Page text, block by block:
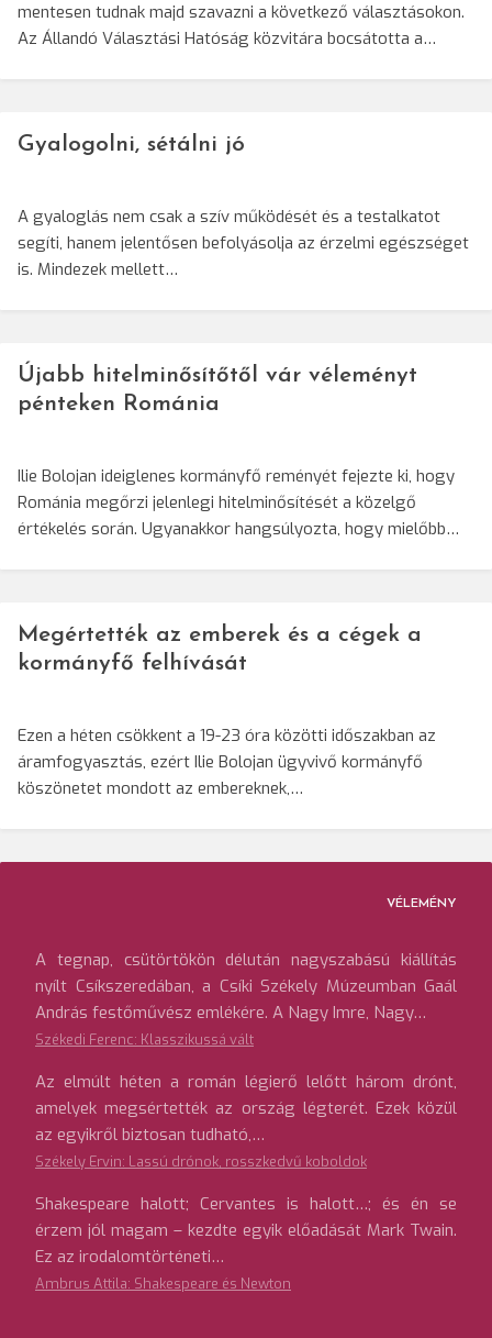
mentesen tudnak majd szavazni a következő választásokon.
Az Állandó Választási Hatóság közvitára bocsátotta a…
Gyalogolni, sétálni jó
A gyaloglás nem csak a szív működését és a testalkatot
segíti, hanem jelentősen befolyásolja az érzelmi egészséget
is. Mindezek mellett…
Újabb hitelminősítőtől vár véleményt
pénteken Románia
Ilie Bolojan ideiglenes kormányfő reményét fejezte ki, hogy
Románia megőrzi jelenlegi hitelminősítését a közelgő
értékelés során. Ugyanakkor hangsúlyozta, hogy mielőbb…
Megértették az emberek és a cégek a
kormányfő felhívását
Ezen a héten csökkent a 19-23 óra közötti időszakban az
áramfogyasztás, ezért Ilie Bolojan ügyvivő kormányfő
köszönetet mondott az embereknek,…
VÉLEMÉNY
A tegnap, csütörtökön délután nagyszabású kiállítás
nyílt Csíkszeredában, a Csíki Székely Múzeumban Gaál
András festőművész emlékére. A Nagy Imre, Nagy…
Székedi Ferenc: Klasszikussá vált
Az elmúlt héten a román légierő lelőtt három drónt,
amelyek megsértették az ország légterét. Ezek közül
az egyikről biztosan tudható,…
Székely Ervin: Lassú drónok, rosszkedvű koboldok
Shakespeare halott; Cervantes is halott…; és én se
érzem jól magam – kezdte egyik előadását Mark Twain.
Ez az irodalomtörténeti…
Ambrus Attila: Shakespeare és Newton